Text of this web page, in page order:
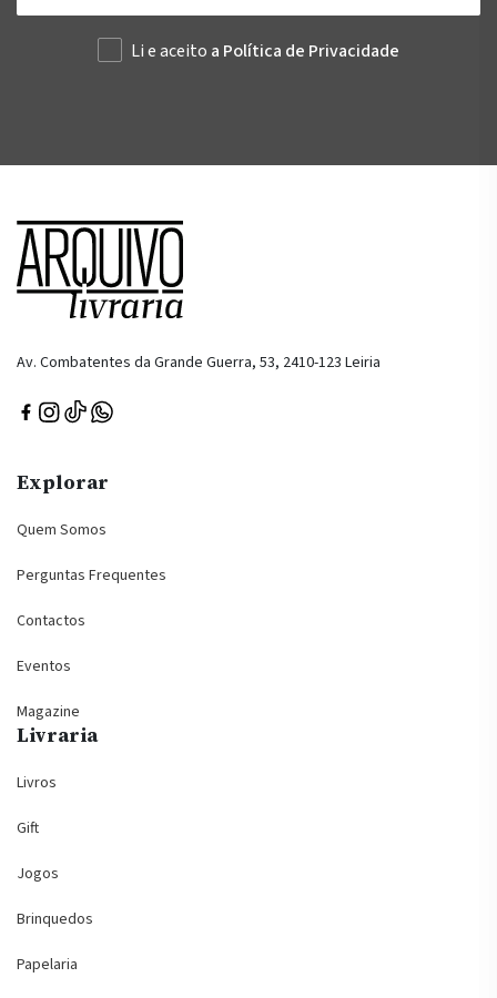
Li e aceito a Política de Privacidade
Av. Combatentes da Grande Guerra, 53, 2410-123 Leiria
Explorar
Quem Somos
Perguntas Frequentes
Contactos
Eventos
Magazine
Livraria
Livros
Gift
Jogos
Brinquedos
Papelaria